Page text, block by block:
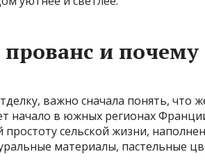
прованс и почему
важно сначала понять, что
начало в южных регионах
сельской жизни,
материалы, пастельные